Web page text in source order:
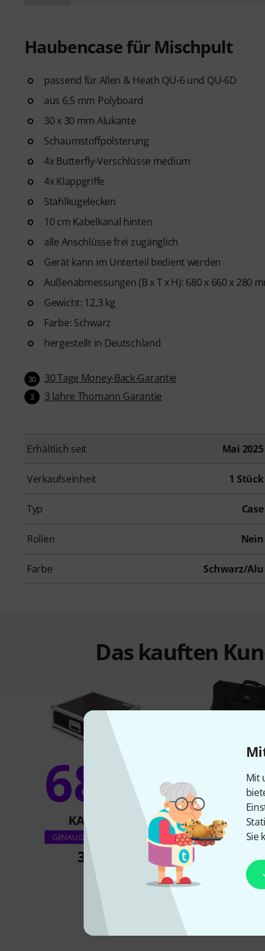
Mit
Sie
Haubencase für Mischpult
passend für Allen & Heath QU-6 und QU-6D
aus 6,5 mm Polyboard
30 x 30 mm Alukante
Schaumstoffpolsterung
4x Butterfly-Verschlüsse medium
4x Klappgriffe
Stahlkugelecken
10 cm Kabelkanal hinten
alle Anschlüsse frei zugänglich
Gerät kann im Unterteil bedient werden
Außenabmessungen (B x T x H): 680 x 660 x 280
Gewicht: 12,3 kg
Farbe: Schwarz
hergestellt in Deutschland
30 30 Tage Money-Back-Garantie
3 3 Jahre Thomann Garantie
Erhältlich seit Mai 2025
Verkaufseinheit 1 Stück
Typ Case
Rollen Nein
Farbe Schwarz/Alu
Das kauften
68%
KAUFTEN
GENAU DIESES PRODUKT
379 €
Gator G-
99